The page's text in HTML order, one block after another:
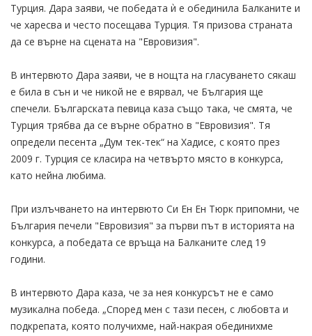
Турция. Дара заяви, че победата ѝ е обединила Балканите и
че харесва и често посещава Турция. Тя призова страната
да се върне на сцената на "Евровизия".
В интервюто Дара заяви, че в нощта на гласуването сякаш
е била в сън и че никой не е вярвал, че България ще
спечели. Българската певица каза също така, че смята, че
Турция трябва да се върне обратно в "Евровизия". Тя
определи песента „Дум тек-тек“ на Хадисе, с която през
2009 г. Турция се класира на четвърто място в конкурса,
като нейна любима.
При излъчването на интервюто Си Ен Ен Тюрк припомни, че
България печели "Евровизия" за първи път в историята на
конкурса, а победата се връща на Балканите след 19
години.
В интервюто Дара каза, че за нея конкурсът не е само
музикална победа. „Според мен с тази песен, с любовта и
подкрепата, която получихме, най-накрая обединихме